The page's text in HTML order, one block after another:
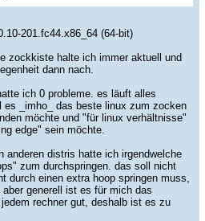
201.fc44.x86_64 (64-bit)
zockkiste halte ich immer aktuell und
dann nach.
ich 0 probleme. es läuft alles
es _imho_ das beste linux zum zocken
möchte und "für linux verhältnisse"
edge" sein möchte.
distris hatte ich irgendwelche
zum durchspringen. das soll nicht
durch einen extra hoop springen muss,
generell ist es für mich das
rechner gut, deshalb ist es zu